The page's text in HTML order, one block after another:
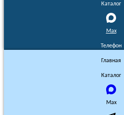
Каталог
Max
Телефон
Главная
Каталог
Max